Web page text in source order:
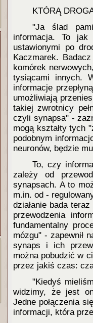
KTÓRĄ
"Ja ślad
informacja. To
ustawionymi po
Kaczmarek.
komórek
tysiącami innych.
informacje
umożliwiają
takiej zwrotnicy
czyli synapsa" -
mogą kształty tych
podobnym
neuronów, będzie
To, czy
zależy od
synapsach. A to
m.in. od -
działanie bada
przewodzenia
fundamentalny
mózgu" - zapewnił
synaps i ich
można pobudzić w
przez jakiś czas:
"Kiedyś
widzimy, że jest
Jedne połączenia
informacji, która